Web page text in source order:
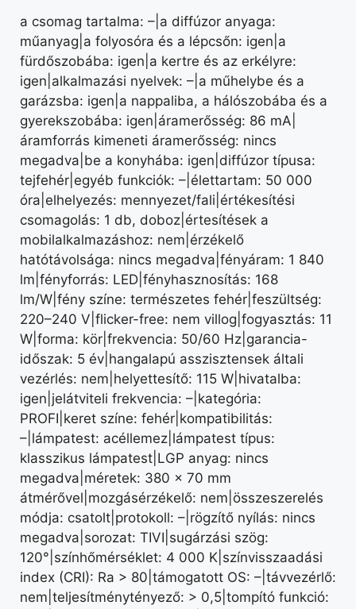
a csomag tartalma: –|a diffúzor anyaga:
műanyag|a folyosóra és a lépcsőn: igen|a
fürdőszobába: igen|a kertre és az erkélyre:
igen|alkalmazási nyelvek: –|a műhelybe és a
garázsba: igen|a nappaliba, a hálószobába és a
gyerekszobába: igen|áramerősség: 86 mA|
áramforrás kimeneti áramerősség: nincs
megadva|be a konyhába: igen|diffúzor típusa:
tejfehér|egyéb funkciók: –|élettartam: 50 000
óra|elhelyezés: mennyezet/fali|értékesítési
csomagolás: 1 db, doboz|értesítések a
mobilalkalmazáshoz: nem|érzékelő
hatótávolsága: nincs megadva|fényáram: 1 840
lm|fényforrás: LED|fényhasznosítás: 168
lm/W|fény színe: természetes fehér|feszültség:
220–240 V|flicker-free: nem villog|fogyasztás: 11
W|forma: kör|frekvencia: 50/60 Hz|garancia-
időszak: 5 év|hangalapú asszisztensek általi
vezérlés: nem|helyettesítő: 115 W|hivatalba:
igen|jelátviteli frekvencia: –|kategória:
PROFI|keret színe: fehér|kompatibilitás:
–|lámpatest: acéllemez|lámpatest típus:
klasszikus lámpatest|LGP anyag: nincs
megadva|méretek: 380 × 70 mm
átmérővel|mozgásérzékelő: nem|összeszerelés
módja: csatolt|protokoll: –|rögzítő nyílás: nincs
megadva|sorozat: TIVI|sugárzási szög:
120°|színhőmérséklet: 4 000 K|színvisszaadási
index (CRI): Ra > 80|támogatott OS: –|távvezérlő:
nem|teljesítménytényező: > 0,5|tompító funkció: